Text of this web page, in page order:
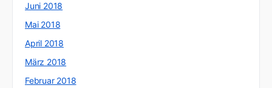
Juni 2018
Mai 2018
April 2018
März 2018
Februar 2018